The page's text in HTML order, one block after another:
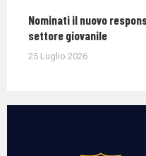
Nominati il nuovo
settore giovanile
25 Luglio 2026